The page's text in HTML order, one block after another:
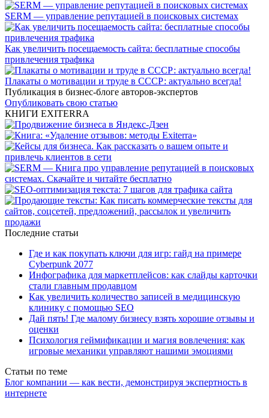
SERM — управление репутацией в поисковых системах
Как увеличить посещаемость сайта: бесплатные способы
привлечения трафика
Плакаты о мотивации и труде в СССР: актуально всегда!
Публикация в бизнес-блоге авторов-экспертов
Опубликовать свою статью
КНИГИ EXITERRA
Последние статьи
Где и как покупать ключи для игр: гайд на примере
Cyberpunk 2077
Инфографика для маркетплейсов: как слайды карточки
стали главным продавцом
Как увеличить количество записей в медицинскую
клинику с помощью SEO
Дай пять! Где малому бизнесу взять хорошие отзывы и
оценки
Психология геймификации и магия вовлечения: как
игровые механики управляют нашими эмоциями
Статьи по теме
Блог компании — как вести, демонстрируя экспертность в
интернете